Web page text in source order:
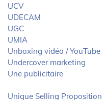
UCV
UDECAM
UGC
UMIA
Unboxing vidéo / YouTube
Undercover marketing
Une publicitaire
Unique Selling Proposition